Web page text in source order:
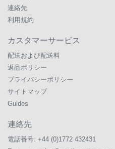
連絡先
利用規約
カスタマーサービス
配送および配送料
返品ポリシー
プライバシーポリシー
サイトマップ
Guides
連絡先
電話番号: +44 (0)1772 432431